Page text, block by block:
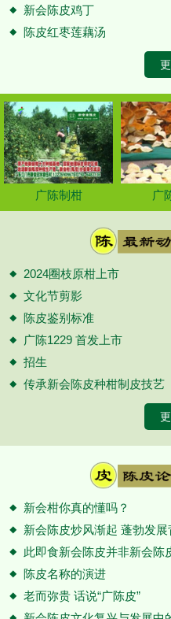
新会陈皮鸡丁
陈皮红枣莲藕汤
广陈制柑 广
2024圈枝原柑上市
文化节剪影
陈皮鉴别标准
广陈1229 首发上市
招生
传承新会陈皮种柑制皮技艺
更
新会柑你真的懂吗？
新会陈皮炒风渐起 蓬勃发展
此即食新会陈皮并非新会陈
陈皮名称的演进
老而弥贵 话说“广陈皮”